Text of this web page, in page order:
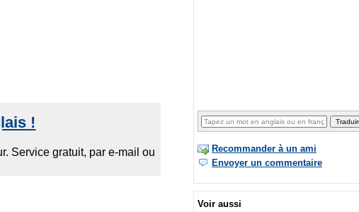
Recommander à un ami
Envoyer un commentaire
Voir aussi